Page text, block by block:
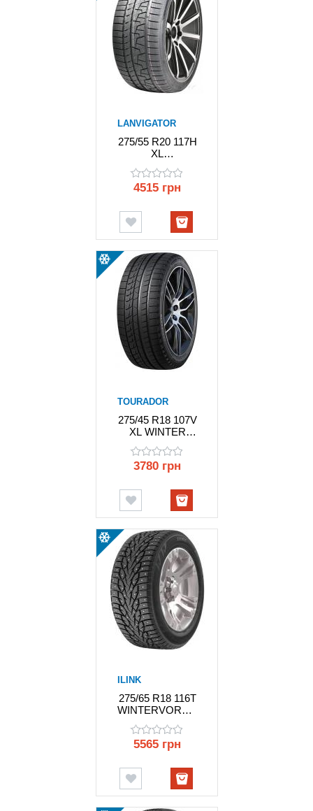
LANVIGATOR
275/55 R20 117H
XL
WINTERGRIP
UHP
LANVIGATOR
4515 грн
TOURADOR
275/45 R18 107V
XL WINTER
PRO TSU2
TOURADOR
3780 грн
ILINK
275/65 R18 116T
WINTERVORHUT
STUD 3 ILINK
5565 грн